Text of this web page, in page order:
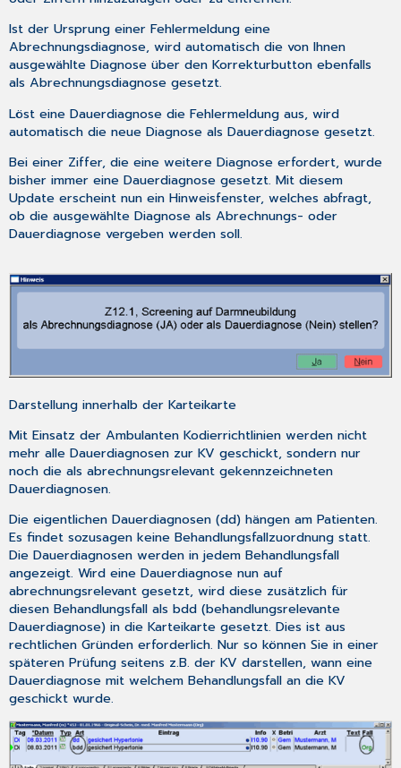
Ist der Ursprung einer Fehlermeldung eine
Abrechnungsdiagnose, wird automatisch die von Ihnen
ausgewählte Diagnose über den Korrekturbutton ebenfalls
als Abrechnungsdiagnose gesetzt.
Löst eine Dauerdiagnose die Fehlermeldung aus, wird
automatisch die neue Diagnose als Dauerdiagnose gesetzt.
Bei einer Ziffer, die eine weitere Diagnose erfordert, wurde
bisher immer eine Dauerdiagnose gesetzt. Mit diesem
Update erscheint nun ein Hinweisfenster, welches abfragt,
ob die ausgewählte Diagnose als Abrechnungs- oder
Dauerdiagnose vergeben werden soll.
Darstellung innerhalb der Karteikarte
Mit Einsatz der Ambulanten Kodierrichtlinien werden nicht
mehr alle Dauerdiagnosen zur KV geschickt, sondern nur
noch die als abrechnungsrelevant gekennzeichneten
Dauerdiagnosen.
Die eigentlichen Dauerdiagnosen (dd) hängen am Patienten.
Es findet sozusagen keine Behandlungsfallzuordnung statt.
Die Dauerdiagnosen werden in jedem Behandlungsfall
angezeigt. Wird eine Dauerdiagnose nun auf
abrechnungsrelevant gesetzt, wird diese zusätzlich für
diesen Behandlungsfall als bdd (behandlungsrelevante
Dauerdiagnose) in die Karteikarte gesetzt. Dies ist aus
rechtlichen Gründen erforderlich. Nur so können Sie in einer
späteren Prüfung seitens z.B. der KV darstellen, wann eine
Dauerdiagnose mit welchem Behandlungsfall an die KV
geschickt wurde.